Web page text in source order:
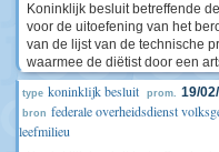
Koninklijk besluit betreffende
voor de uitoefening van het
van de lijst van de technische
waarmee de diëtist door een
type koninklijk besluit prom. 19/
bron federale overheidsdienst
leefmilieu